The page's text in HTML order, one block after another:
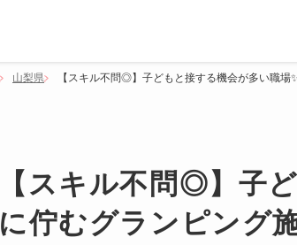
山梨県 【スキル不問◎】子どもと接する機会が多い職場
【スキル不問◎】子
に佇むグランピング